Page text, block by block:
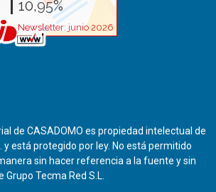
de CASADOMO es propiedad intelectual de
y está protegido por ley. No está permitido
sin hacer referencia a la fuente y sin
Tecma Red S.L.